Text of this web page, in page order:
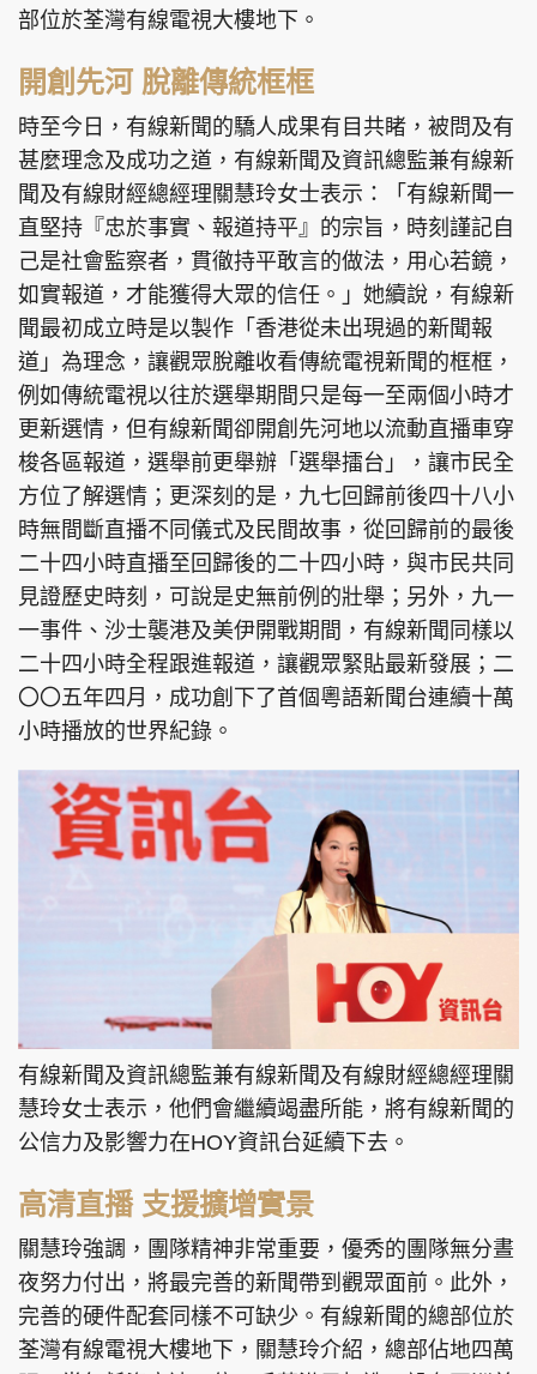
部位於荃灣有線電視大樓地下。
開創先河 脫離傳統框框
時至今日，有線新聞的驕人成果有目共睹，被問及有
甚麼理念及成功之道，有線新聞及資訊總監兼有線新
聞及有線財經總經理關慧玲女士表示：「有線新聞一
直堅持『忠於事實、報道持平』的宗旨，時刻謹記自
己是社會監察者，貫徹持平敢言的做法，用心若鏡，
如實報道，才能獲得大眾的信任。」她續說，有線新
聞最初成立時是以製作「香港從未出現過的新聞報
道」為理念，讓觀眾脫離收看傳統電視新聞的框框，
例如傳統電視以往於選舉期間只是每一至兩個小時才
更新選情，但有線新聞卻開創先河地以流動直播車穿
梭各區報道，選舉前更舉辦「選舉擂台」，讓市民全
方位了解選情；更深刻的是，九七回歸前後四十八小
時無間斷直播不同儀式及民間故事，從回歸前的最後
二十四小時直播至回歸後的二十四小時，與市民共同
見證歷史時刻，可說是史無前例的壯舉；另外，九一
一事件、沙士襲港及美伊開戰期間，有線新聞同樣以
二十四小時全程跟進報道，讓觀眾緊貼最新發展；二
〇〇五年四月，成功創下了首個粵語新聞台連續十萬
小時播放的世界紀錄。
有線新聞及資訊總監兼有線新聞及有線財經總經理關
慧玲女士表示，他們會繼續竭盡所能，將有線新聞的
公信力及影響力在HOY資訊台延續下去。
高清直播 支援擴增實景
關慧玲強調，團隊精神非常重要，優秀的團隊無分晝
夜努力付出，將最完善的新聞帶到觀眾面前。此外，
完善的硬件配套同樣不可缺少。有線新聞的總部位於
荃灣有線電視大樓地下，關慧玲介紹，總部佔地四萬